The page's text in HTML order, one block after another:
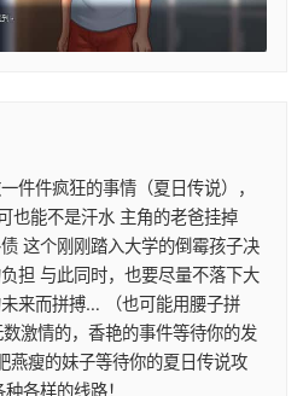
件件疯狂的事情（夏日传说），
也能不是汗水 主角的老爸挂掉
这个刚刚踏入大学的倒霉孩子决
担 与此同时，也要尽量不落下大
来而拼搏… （也可能用腰子拼
激情的，香艳的事件等待你的发
燕瘦的妹子等待你的夏日传说攻
各样的线路！